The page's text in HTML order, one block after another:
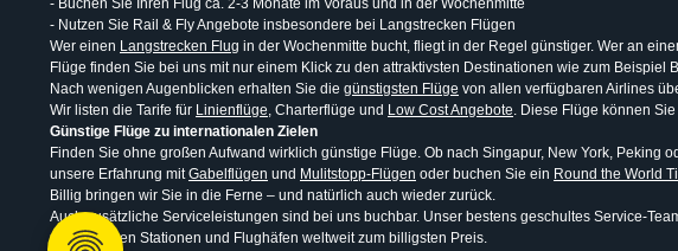
- Nutzen Sie Rail & Fly Angebote insbesondere bei Langstrecken Flügen
Wer einen Langstrecken Flug in der Wochenmitte bucht, fliegt in der Regel günstiger. Wer an
Flüge finden Sie bei uns mit nur einem Klick zu den attraktivsten Destinationen wie zum
Nach wenigen Augenblicken erhalten Sie die günstigsten Flüge von allen verfügbaren Airlines
Wir listen die Tarife für Linienflüge , Charterflüge und Low Cost Angebote . Diese Flüge können
Günstige Flüge zu internationalen Zielen
Finden Sie ohne großen Aufwand wirklich günstige Flüge. Ob nach Singapur, New York,
unsere Erfahrung mitGabelflügen und Mulitstopp-Flügen oder buchen Sie ein Round the World
Billig bringen wir Sie in die Ferne – und natürlich auch wieder zurück.
Auch zusätzliche Serviceleistungen sind bei uns buchbar. Unser bestens geschultes Service-
uns an vielen Stationen und Flughäfen weltweit zum billigsten Preis.